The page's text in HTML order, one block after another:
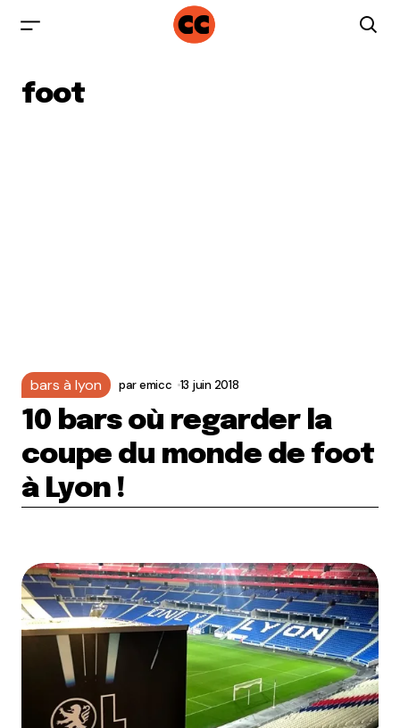
foot
bars à lyon paremicc 13 juin 2018
10 bars où regarder la
coupe du monde de foot
à Lyon !